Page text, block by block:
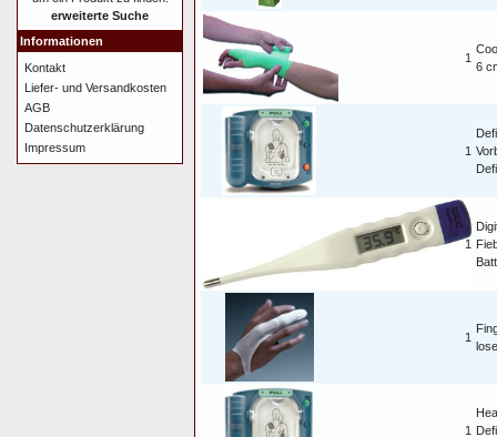
1
6
1
1
1
1
erweiterte Suche
Informationen
Kontakt
Liefer- und Versandkosten
AGB
Datenschutzerklärung
Impressum